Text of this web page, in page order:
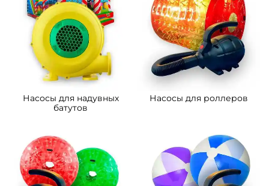
Насосы для надувных
батутов
Насосы для роллеров